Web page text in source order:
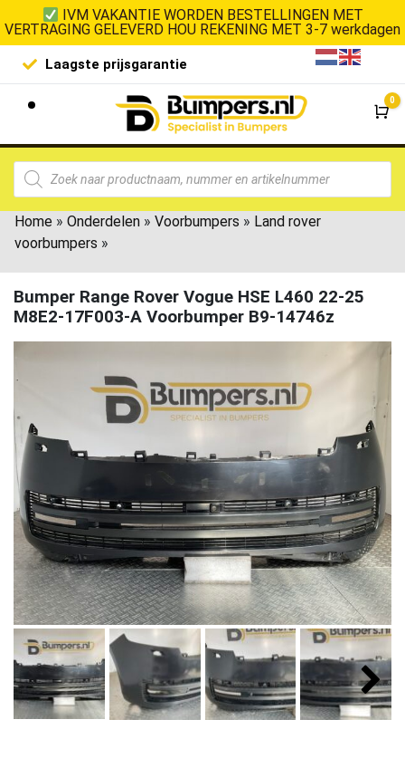
IVM VAKANTIE WORDEN BESTELLINGEN MET
VERTRAGING GELEVERD HOU REKENING MET 3-7 werkdagen
Laagste prijsgarantie De
0
Home » Onderdelen » Voorbumpers » Land rover
voorbumpers »
Bumper Range Rover Vogue HSE L460 22-25
M8E2-17F003-A Voorbumper B9-14746z